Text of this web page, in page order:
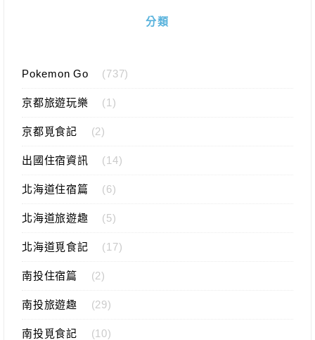
分類
Pokemon Go (737)
京都旅遊玩樂 (1)
京都覓食記 (2)
出國住宿資訊 (14)
北海道住宿篇 (6)
北海道旅遊趣 (5)
北海道覓食記 (17)
南投住宿篇 (2)
南投旅遊趣 (29)
南投覓食記 (10)